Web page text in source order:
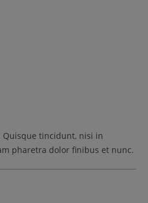
Quisque tincidunt, nisi in
pharetra dolor finibus et nunc.